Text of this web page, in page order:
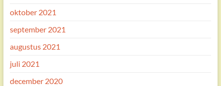
oktober 2021
september 2021
augustus 2021
juli 2021
december 2020